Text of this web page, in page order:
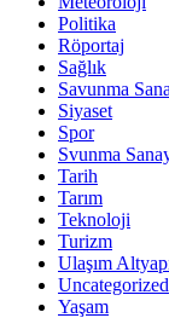
Politika
Röportaj
Sağlık
Savunma
Siyaset
Spor
Svunma
Tarih
Tarım
Teknoloji
Turizm
Ulaşım
Uncategorized
Yaşam